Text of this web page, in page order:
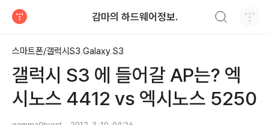
감마의 하드웨어정보.
스마트폰/갤럭시S3 Galaxy S3
갤럭시 S3 에 들어갈 AP는? 엑
시노스 4412 vs 엑시노스 5250